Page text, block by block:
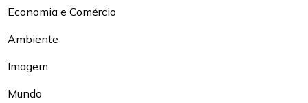
Economia e Comércio
Ambiente
Imagem
Mundo